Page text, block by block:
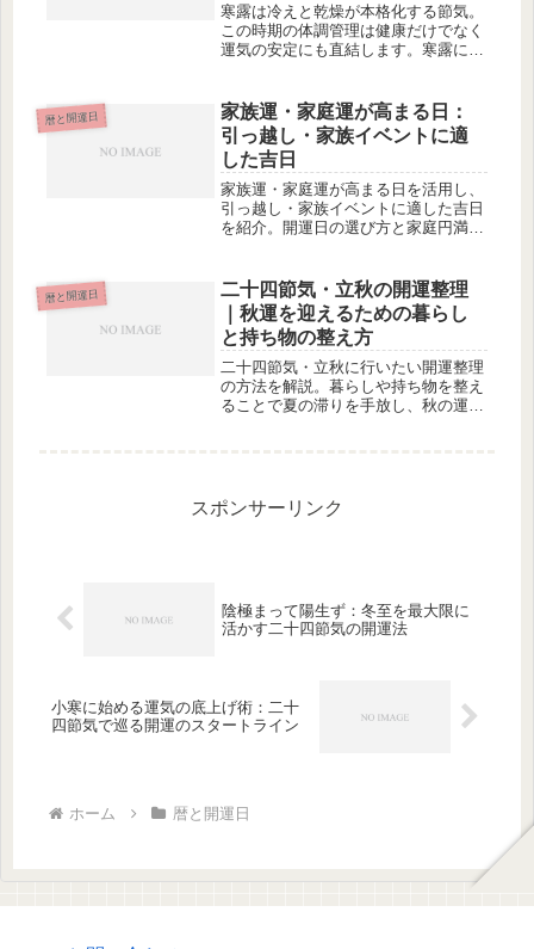
寒露は冷えと乾燥が本格化する節気。
この時期の体調管理は健康だけでなく
運気の安定にも直結します。寒露に意
す。
暦と開運日
家族運・家庭運が高まる日：
引っ越し・家族イベントに適
した吉日
家族運・家庭運が高まる日を活用し、
引っ越し・家族イベントに適した吉日
を紹介。開運日の選び方と家庭円満の
暦と開運日
二十四節気・立秋の開運整理
｜秋運を迎えるための暮らし
と持ち物の整え方
二十四節気・立秋に行いたい開運整理
の方法を解説。暮らしや持ち物を整え
ることで夏の滞りを手放し、秋の運気
スポンサーリンク
陰極まって陽生ず：冬至を最大限に
活かす二十四節気の開運法
小寒に始める運気の底上げ術：二十
四節気で巡る開運のスタートライン
ホーム 暦と開運日